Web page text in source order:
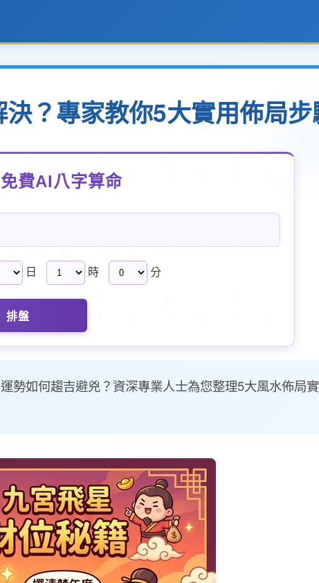
？專家教你5大實用佈局
費AI八字算命
日 時 分
排盤
勢如何趨吉避兇？資深專業人士為您整理5大風水佈局